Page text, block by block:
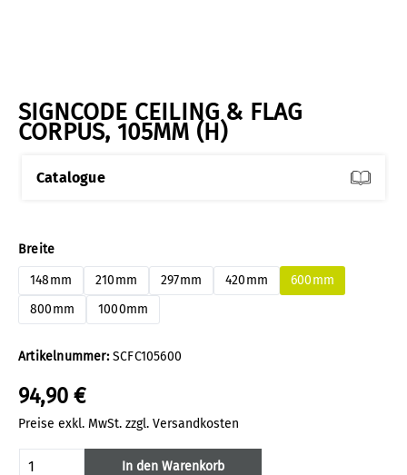
SIGNCODE CEILING & FLAG
CORPUS, 105MM (H)
Catalogue
Artikelnummer:SCFC105600
94,90 €
Preise exkl. MwSt. zzgl. Versandkosten
Breiteauswählen
148mm 210mm 297mm 420mm
600mm
800mm
1000mm
Produkt Anzahl: Gib den gewünschten
In den Warenkorb